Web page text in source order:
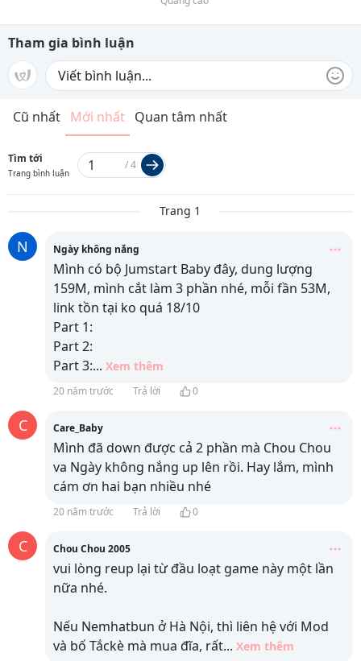
Tham gia bình luận
Cũ nhất Mới nhất Quan tâm nhất
Tìm tới
Trang bình luận
/4
Trang 1
N Ngày không nắng
Mình có bộ Jumstart Baby đây, dung lượng
159M, mình cắt làm 3 phần nhé, mỗi fần 53M,
link tồn tại ko quá 18/10
Part 1:
Part 2:
Part 3:... Xem thêm
20 năm trước Trả lời 0
C Care_Baby
Mình đã down được cả 2 phần mà Chou Chou
va Ngày không nắng up lên rồi. Hay lắm, mình
cám ơn hai bạn nhiều nhé
20 năm trước Trả lời 0
C Chou Chou 2005
vui lòng reup lại từ đầu loạt game này một lần
nữa nhé.
Nếu Nemhatbun ở Hà Nội, thì liên hệ với Mod
và bố Tắckè mà mua đĩa, rất... Xem thêm